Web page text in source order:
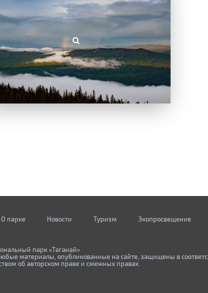
О парке Новости Туризм Экопросвещение
парк «Таганай»
материалы, опубликованные на сайте, защищены в
об авторском праве и смежных правах.